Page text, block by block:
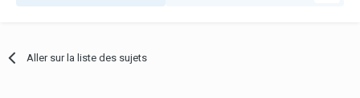
Aller sur la liste des sujets